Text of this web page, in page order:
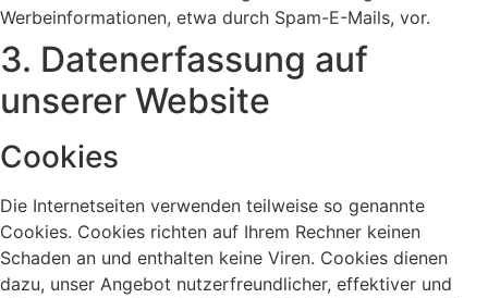
Werbeinformationen, etwa durch Spam-E-Mails, vor.
3. Datenerfassung auf
unserer Website
Cookies
Die Internetseiten verwenden teilweise so genannte
Cookies. Cookies richten auf Ihrem Rechner keinen
Schaden an und enthalten keine Viren. Cookies dienen
dazu, unser Angebot nutzerfreundlicher, effektiver und